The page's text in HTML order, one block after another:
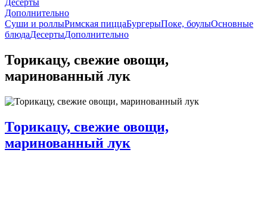
Десерты
Дополнительно
Суши и роллыРимская пиццаБургерыПоке, боулыОсновные
блюдаДесертыДополнительно
Торикацу, свежие овощи,
маринованный лук
Торикацу, свежие овощи,
маринованный лук